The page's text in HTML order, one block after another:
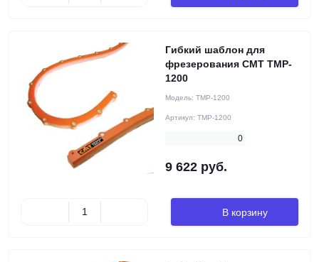
Гибкий шаблон для
фрезерования CMT TMP-
1200
Модель: TMP-1200
Артикул: TMP-1200
0
9 622 руб.
В корзину